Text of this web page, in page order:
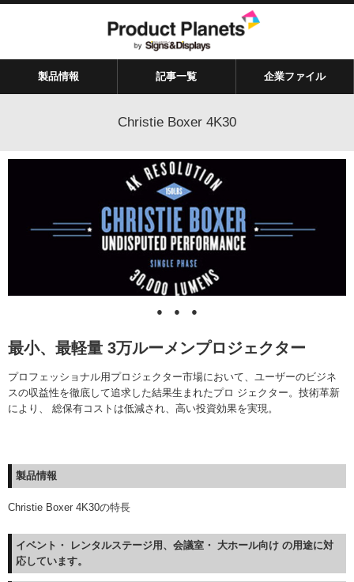
製品情報 記事一覧 企業ファイル
Christie Boxer 4K30
● ● ●
最小、最軽量 3万ルーメンプロジェクター
プロフェッショナル用プロジェクター市場において、ユーザーのビジネ
スの収益性を徹底して追求した結果生まれたプロ ジェクター。技術革新
により、 総保有コストは低減され、高い投資効果を実現。
製品情報
Christie Boxer 4K30の特長
イベント・ レンタルステージ用、会議室・ 大ホール向け の用途に対
応しています。